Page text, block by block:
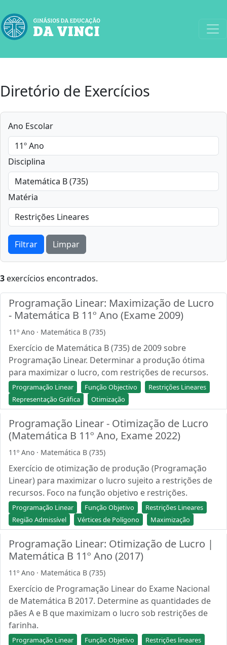
Diretório de Exercícios
Ano Escolar
Disciplina
Matéria
Filtrar Limpar
3 exercícios encontrados.
Programação Linear: Maximização de Lucro
- Matemática B 11º Ano (Exame 2009)
11º Ano · Matemática B (735)
Exercício de Matemática B (735) de 2009 sobre
Programação Linear. Determinar a produção ótima
para maximizar o lucro, com restrições de recursos.
Programação Linear Função Objectivo
Restrições Lineares
Representação Gráfica
Otimização
Programação Linear - Otimização de Lucro
(Matemática B 11º Ano, Exame 2022)
11º Ano · Matemática B (735)
Exercício de otimização de produção (Programação
Linear) para maximizar o lucro sujeito a restrições de
recursos. Foco na função objetivo e restrições.
Programação Linear Função Objetivo
Restrições Lineares
Região Admissível
Vértices de Polígono Maximização
Programação Linear: Otimização de Lucro |
Matemática B 11º Ano (2017)
11º Ano · Matemática B (735)
Exercício de Programação Linear do Exame Nacional
de Matemática B 2017. Determine as quantidades de
pães A e B que maximizam o lucro sob restrições de
farinha.
Programação Linear Função Objetivo
Restrições lineares